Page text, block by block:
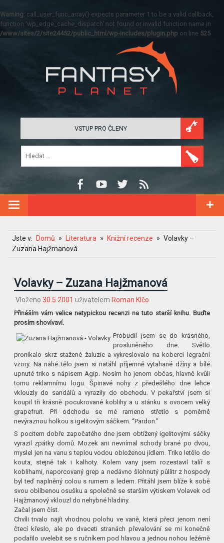
Warning: call_user_func_array() expects parameter 1 to be a valid callback,
function 'wp_edge_cache_dispatch' not found or invalid function name in
/www/sites/2/site24452/public_html/wp-includes/plugin.php on line 525
VSTUP PRO ČLENY
Jste v: Domů Literatura Knižní recenze
Volavky –
Zuzana Hajžmanová
Volavky – Zuzana Hajžmanová
Vloženo 30.5.2001 uživatelem Roman Klčo
Přináším vám velice netypickou recenzi na tuto starší knihu. Buďte
prosím shovívaví.
Probudil jsem se do krásného,
prosluněného dne. Světlo
pronikalo skrz stažené žaluzie a vykreslovalo na koberci legrační
vzory. Na nahé tělo jsem si natáhl příjemně vytahané džíny a bílé
upnuté triko s nápisem Agip. Nosím ho jenom občas, hlavně kvůli
tomu reklamnímu logu. Špinavé nohy z předešlého dne lehce
vklouzly do sandálů a vyrazily do obchodu. V pekařství jsem si
koupil tři krásně pocukrované koblihy a u stánku s ovocem velký
grapefruit. Při odchodu se mé rameno střetlo s poměrně
nevýraznou holkou s igelitovým sáčkem. “Pardon.”
S pocitem dobře započatého dne jsem obtížený igelitovými sáčky
vyrazil zpátky domů. Mozek ani nevnímal schody brané po dvou,
myslel jen na vanu s teplou vodou obloženou jídlem. Triko letělo do
kouta, stejně tak i kalhoty. Kolem vany jsem rozestavil talíř s
koblihami, naporcovaný grep a nedávno šlohnutý půllitr z hospody
byl teď naplněný colou s rumem a ledem. Přitáhl jsem blíže k sobě
svou oblíbenou osušku a společně se starším výtiskem Volavek od
Hajžmanový vklouzl do nehybné hladiny.
Začal jsem číst.
Chvíli trvalo najít vhodnou polohu ve vaně, která přeci jenom není
čtecí křeslo, ale po dvaceti stranách převalování se mi konečně
podařilo uvelebit se s ručníkem pod hlavou a jednou nohou ležérně